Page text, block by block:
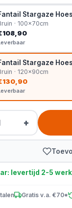
Stargaze
· 100x70cm
Stargaze
· 120x90cm
+
levertijd 2-5
Gratis v.a. €70*